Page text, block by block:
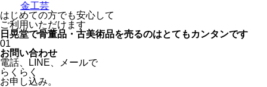
金工芸
はじめての方でも安心して
ご利用いただけます
日晃堂で骨董品・古美術品を売るのはとても カンタンです
01
お問い合わせ
電話、
LINE、
メールで
らくらく
お申し込み。